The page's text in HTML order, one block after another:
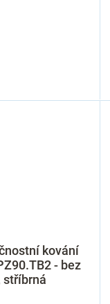
kování
- bez
stříbrná